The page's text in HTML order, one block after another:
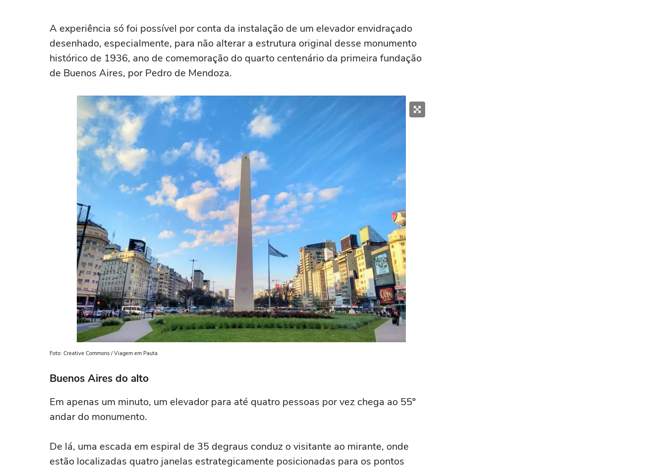
A experiência só foi possível por conta da instalação de um elevador envidraçado
desenhado, especialmente, para não alterar a estrutura original desse monumento
histórico de 1936, ano de comemoração do quarto centenário da primeira fundação
de Buenos Aires, por Pedro de Mendoza.
Foto: Creative Commons / Viagem em Pauta
Buenos Aires do alto
Em apenas um minuto, um elevador para até quatro pessoas por vez chega ao 55º
andar do monumento.
De lá, uma escada em espiral de 35 degraus conduz o visitante ao mirante, onde
estão localizadas quatro janelas estrategicamente posicionadas para os pontos